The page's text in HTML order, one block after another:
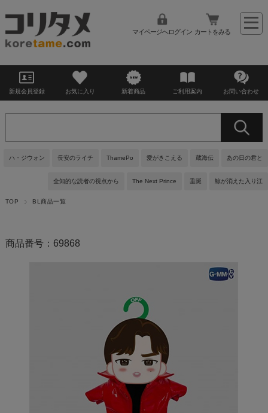
マイページへログイン カートをみる
新規会員登録 お気に入り 新着商品 ご利用案内 お問い合わせ
ハ・ジウォン 長安のライチ ThamePo 愛がきこえる 蔵海伝 あの日の君と
全知的な読者の視点から The Next Prince 垂涎 鯨が消えた入り江
TOP BL商品一覧
商品番号：69868